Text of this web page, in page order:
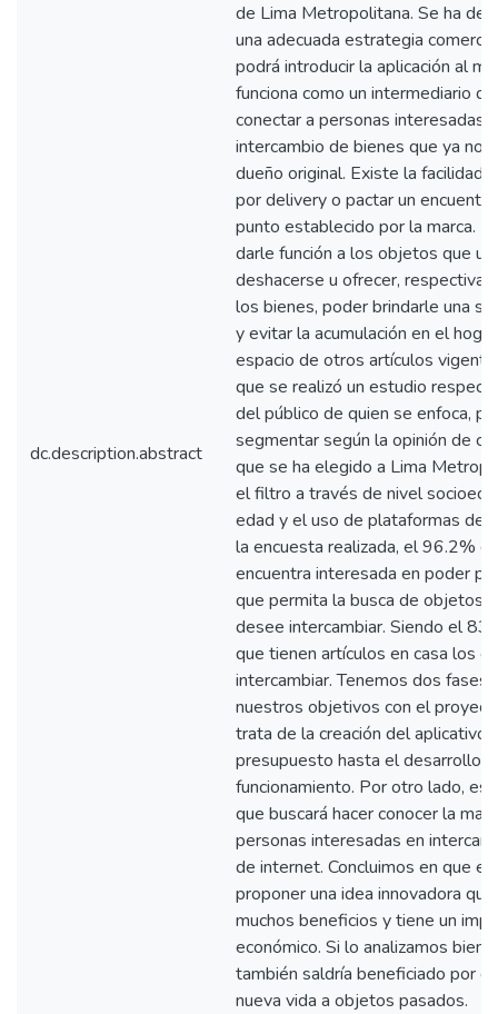
dc.description.abstract
de Lima Metropolitana. Se ha
una adecuada estrategia
podrá introducir la aplicación al
funciona como un intermediario
conectar a personas interesadas
intercambio de bienes que ya no
dueño original. Existe la facilidad
por delivery o pactar un
punto establecido por la marca.
darle función a los objetos que
deshacerse u ofrecer,
los bienes, poder brindarle una
y evitar la acumulación en el
espacio de otros artículos
que se realizó un estudio
del público de quien se enfoca,
segmentar según la opinión de
que se ha elegido a Lima
el filtro a través de nivel
edad y el uso de plataformas de
la encuesta realizada, el 96.2%
encuentra interesada en poder
que permita la busca de objetos
desee intercambiar. Siendo el
que tienen artículos en casa los
intercambiar. Tenemos dos fases
nuestros objetivos con el
trata de la creación del
presupuesto hasta el desarrollo
funcionamiento. Por otro lado,
que buscará hacer conocer la
personas interesadas en
de internet. Concluimos en que el
proponer una idea innovadora
muchos beneficios y tiene un
económico. Si lo analizamos
también saldría beneficiado por
nueva vida a objetos pasados.